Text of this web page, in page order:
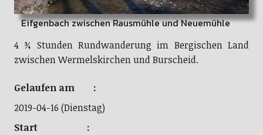
Eifgenbach zwischen Rausmühle und Neuemühle
4 ¾ Stunden Rundwanderung im Bergischen Land
zwischen Wermelskirchen und Burscheid.
Gelaufen am :
2019-04-16 (Dienstag)
Start :